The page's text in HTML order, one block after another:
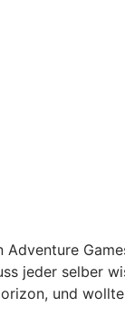
jeder selber
und